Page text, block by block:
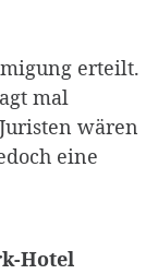
erteilt.
mal
wären
eine
Hotel